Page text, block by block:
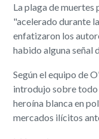
La plaga de
"acelerado durante
enfatizaron los
habido alguna señal
Según el equipo de
introdujo sobre todo
heroína blanca en
mercados ilícitos